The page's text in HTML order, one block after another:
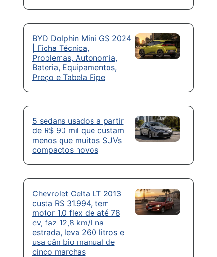
BYD Dolphin Mini GS 2024
| Ficha Técnica,
Problemas, Autonomia,
Bateria, Equipamentos,
Preço e Tabela Fipe
5 sedans usados a partir
de R$ 90 mil que custam
menos que muitos SUVs
compactos novos
Chevrolet Celta LT 2013
custa R$ 31.994, tem
motor 1.0 flex de até 78
cv, faz 12,8 km/l na
estrada, leva 260 litros e
usa câmbio manual de
cinco marchas